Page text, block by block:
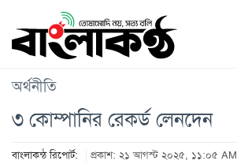
অর্থনীতি
৩ কোম্পানির রেকর্ড লেনদেন
বাংলাকন্ঠ রিপোর্ট: প্রকাশ: ২১ আগস্ট ২০২৫, ১১:০৫ AM